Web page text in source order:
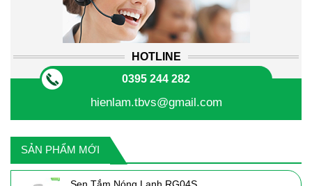
HOTLINE
0395 244 282
hienlam.tbvs@gmail.com
SẢN PHẨM MỚI